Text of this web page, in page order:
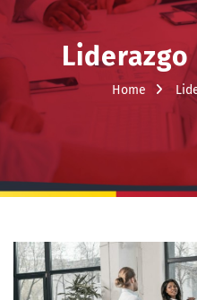
Home